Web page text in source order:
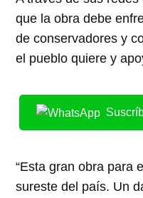
que la obra debe
de conservadores y
el pueblo quiere y
“Esta gran obra para
sureste del país. Un